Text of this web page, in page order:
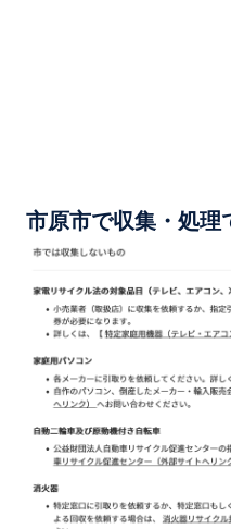
市原市で収集・処理